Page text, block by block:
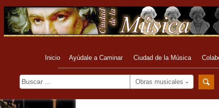
Inicio Ayúdale a Caminar Ciudad de la Música
Obras musicales